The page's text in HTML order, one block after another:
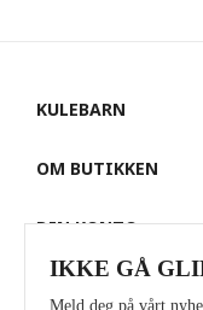
KULEBARN
OM BUTIKKEN
DIN KONTO
IKKE GÅ
Meld deg på vårt